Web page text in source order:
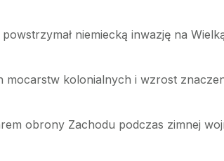
niemiecką inwazję na
mocarstw kolonialnych i wzrost
obrony Zachodu podczas zimnej